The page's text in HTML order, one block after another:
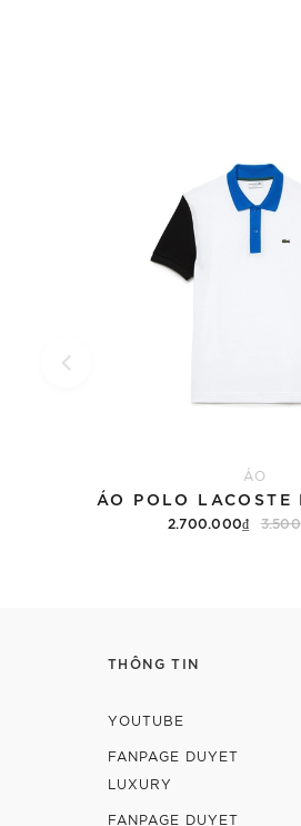
ÁO
2.700.000₫
THÔNG TIN
YOUTUBE
FANPAGE DUYET
LUXURY
FANPAGE DUYET